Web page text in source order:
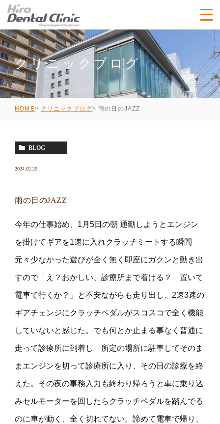
クリニックブログ
HOME クリニックブログ 雨の日のJAZZ
BLOG
2024.02.25
雨の日のJAZZ
今年の仕事始め、1月5日の朝 通勤しようとエンジン
を掛けてギアを1速に入れクラッチミートする瞬間
元々少なかった遊びが全く無く即座にガクンと動き出
すので「え？おかしい、診療所まで着ける？ 置いて
電車で行くか？」と不安ながらも走り出し、2速3速の
ギアチェンジにクラッチペダルがスコスコで全く機能
していないと感じた。でも何とか止まる事なく普通に
走って診療所に到着し 所定の場所に駐車してそのま
まエンジンを切って診療所に入り、その日の診療を終
えた。その夜の事務入力も終わり帰ろうと車に乗り込
みセルモーターを回したらクラッチペダルを踏んでる
のに車が動く、全く切れてない。諦めて電車で帰り、